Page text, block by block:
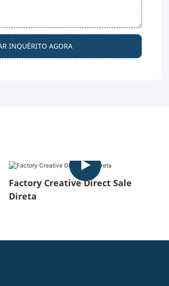
INQUÉRITO AGORA
Factory Creative Direct Sale
Direta